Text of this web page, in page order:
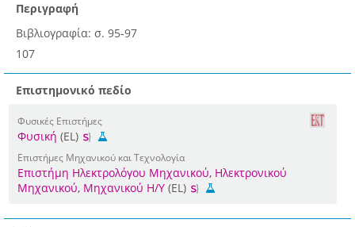
Περιγραφή
Βιβλιογραφία: σ. 95-97
107
Επιστημονικό πεδίο
Φυσικές Επιστήμες
Φυσική (EL)
Επιστήμες Μηχανικού και Τεχνολογία
Επιστήμη Ηλεκτρολόγου Μηχανικού, Ηλεκτρονικού
Μηχανικού, Μηχανικού Η/Υ (EL)